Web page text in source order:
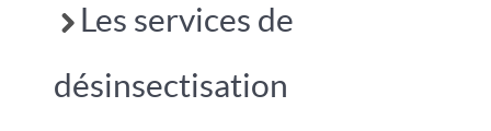
Les services de
désinsectisation